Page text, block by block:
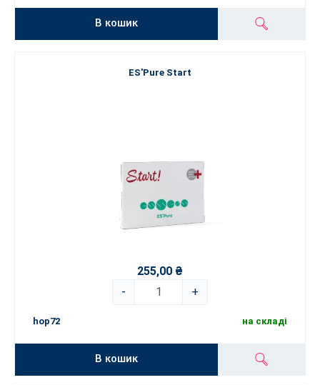
В кошик
ES'Pure Start
255,00 ₴
-
+
hop72 на складі
В кошик